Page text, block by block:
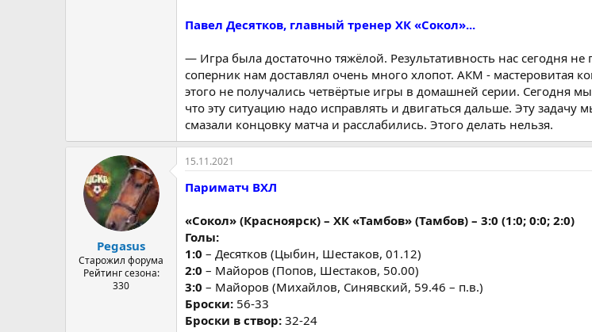
Павел Десятков, главный тренер ХК «Сокол»...
— Игра была достаточно тяжёлой. Результативность нас сегодня
соперник нам доставлял очень много хлопот. АКМ - мастеровитая
этого не получались четвёртые игры в домашней серии. Сегодня
что эту ситуацию надо исправлять и двигаться дальше. Эту
смазали концовку матча и расслабились. Этого делать нельзя.
Pegasus
Старожил форума
Рейтинг сезона:
330
15.11.2021
Париматч ВХЛ
«Сокол» (Красноярск) – ХК «Тамбов» (Тамбов) – 3:0 (1:0; 0:0; 2:0)
Голы:
1:0 – Десятков (Цыбин, Шестаков, 01.12)
2:0 – Майоров (Попов, Шестаков, 50.00)
3:0 – Майоров (Михайлов, Синявский, 59.46 – п.в.)
Броски: 56-33
Броски в створ: 32-24